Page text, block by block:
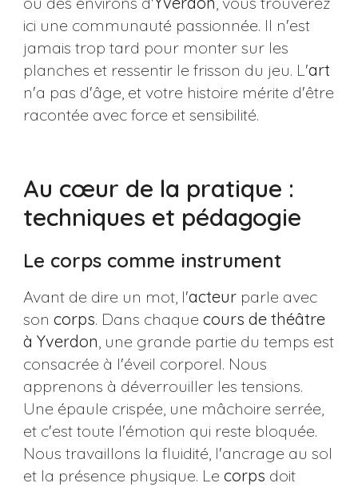
ici une communauté passionnée. Il n'est
jamais trop tard pour monter sur les
planches et ressentir le frisson du jeu. L'art
n'a pas d'âge, et votre histoire mérite d'être
racontée avec force et sensibilité.
Au cœur de la pratique :
techniques et pédagogie
Le corps comme instrument
Avant de dire un mot, l'acteurparle avec
son corps. Dans chaque cours de théâtre
à Yverdon, une grande partie du temps est
consacrée à l'éveil corporel. Nous
apprenons à déverrouiller les tensions.
Une épaule crispée, une mâchoire serrée,
et c'est toute l'émotion qui reste bloquée.
Nous travaillons la fluidité, l'ancrage au sol
et la présence physique. Le corps doit